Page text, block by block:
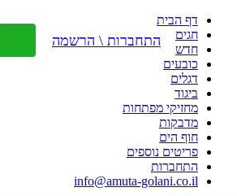
דף הבית
חגים
חדש
כובעים
דגלים
ביגוד
מחזיקי מפתחות
מדבקות
חוף הים
פריטים נוספים
התחברות
info@amuta-golani.co.il
התחברות \ הרשמה